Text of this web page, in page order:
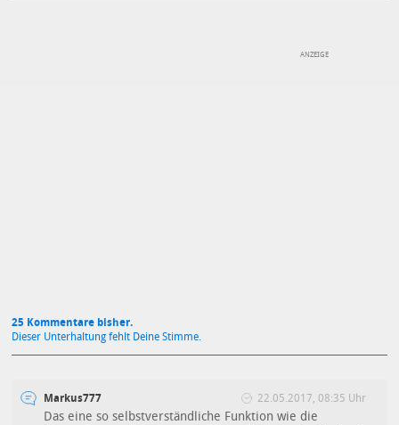
25 Kommentare bisher.
Dieser Unterhaltung fehlt Deine Stimme.
Markus777 22.05.2017, 08:35 Uhr
Das eine so selbstverständliche Funktion wie die